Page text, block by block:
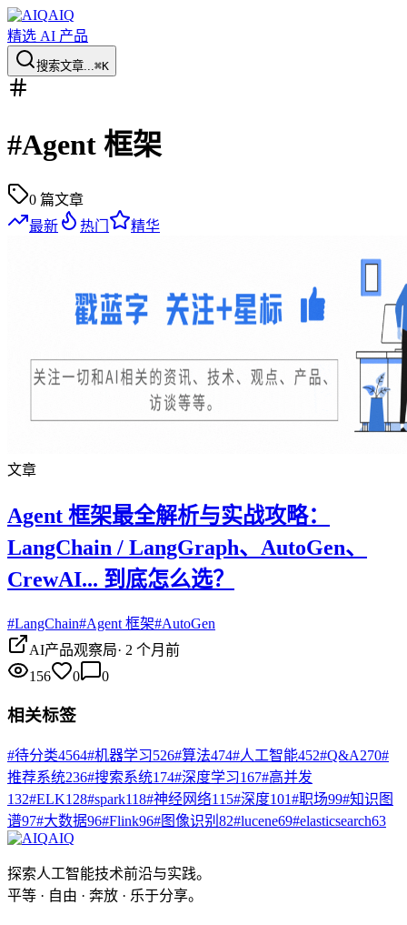
AIQ
精选 AI 产品
搜索文章...⌘K
#Agent 框架
0 篇文章
最新
热门 精华
文章
Agent 框架最全解析与实战攻略：
LangChain / LangGraph、AutoGen、
CrewAI... 到底怎么选？
#LangChain#Agent 框架#AutoGen
AI产品观察局· 2 个月前
156
0 0
相关标签
#待分类4564#机器学习526#算法474#人工智能452#Q&A270#
推荐系统236#搜索系统174#深度学习167#高并发
132#ELK128#spark118#神经网络115#深度101#职场99#知识图
谱97#大数据96#Flink96#图像识别 82#lucene69#elasticsearch63
AIQ
探索人工智能技术前沿与实践。
平等 · 自由 · 奔放 · 乐于分享。